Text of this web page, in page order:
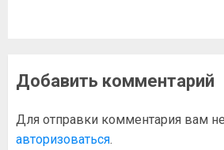
Добавить комментарий
Для отправки комментария вам
авторизоваться.